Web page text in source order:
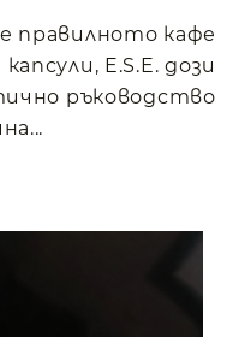
правилното кафе
E.S.E. дози
ръководство